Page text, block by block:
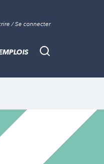
/ Se connecter
Recherche